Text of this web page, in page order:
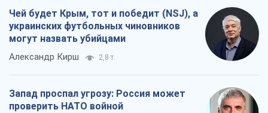
Чей будет Крым, тот и победит (NSJ), а
украинских футбольных чиновников
могут назвать убийцами
Александр Кирш 2,8 т.
Запад проспал угрозу: Россия может
проверить НАТО войной